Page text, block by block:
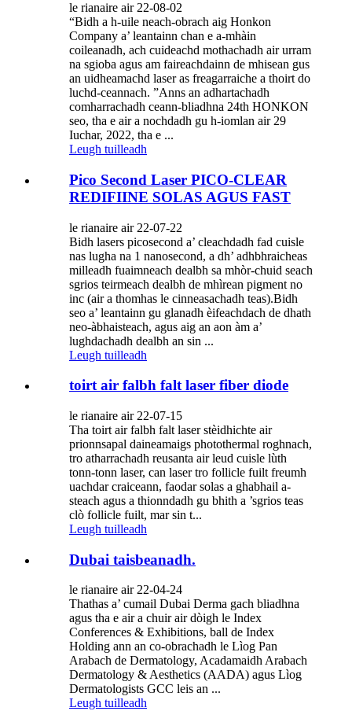
le rianaire air 22-08-02
“Bidh a h-uile neach-obrach aig Honkon
Company a’ leantainn chan e a-mhàin
coileanadh, ach cuideachd mothachadh air urram
na sgioba agus am faireachdainn de mhisean gus
an uidheamachd laser as freagarraiche a thoirt do
luchd-ceannach. ”Anns an adhartachadh
comharrachadh ceann-bliadhna 24th HONKON
seo, tha e air a nochdadh gu h-iomlan air 29
Iuchar, 2022, tha e ...
Leugh tuilleadh
Pico Second Laser PICO-CLEAR
REDIFIINE SOLAS AGUS FAST
le rianaire air 22-07-22
Bidh lasers picosecond a’ cleachdadh fad cuisle
nas lugha na 1 nanosecond, a dh’ adhbhraicheas
milleadh fuaimneach dealbh sa mhòr-chuid seach
sgrios teirmeach dealbh de mhìrean pigment no
inc (air a thomhas le cinneasachadh teas).Bidh
seo a’ leantainn gu glanadh èifeachdach de dhath
neo-àbhaisteach, agus aig an aon àm a’
lughdachadh dealbh an sin ...
Leugh tuilleadh
toirt air falbh falt laser fiber diode
le rianaire air 22-07-15
Tha toirt air falbh falt laser stèidhichte air
prionnsapal daineamaigs photothermal roghnach,
tro atharrachadh reusanta air leud cuisle lùth
tonn-tonn laser, can laser tro follicle fuilt freumh
uachdar craiceann, faodar solas a ghabhail a-
steach agus a thionndadh gu bhith a ’sgrios teas
clò follicle fuilt, mar sin t...
Leugh tuilleadh
Dubai taisbeanadh.
le rianaire air 22-04-24
Thathas a’ cumail Dubai Derma gach bliadhna
agus tha e air a chuir air dòigh le Index
Conferences & Exhibitions, ball de Index
Holding ann an co-obrachadh le Lìog Pan
Arabach de Dermatology, Acadamaidh Arabach
Dermatology & Aesthetics (AADA) agus Lìog
Dermatologists GCC leis an ...
Leugh tuilleadh